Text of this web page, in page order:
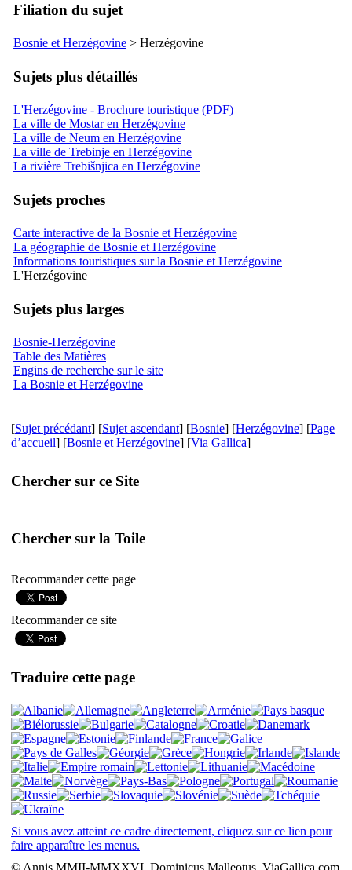
Filiation du sujet
Bosnie et Herzégovine > Herzégovine
Sujets plus détaillés
L'Herzégovine - Brochure touristique (PDF)
La ville de Mostar en Herzégovine
La ville de Neum en Herzégovine
La ville de Trebinje en Herzégovine
La rivière Trebišnjica en Herzégovine
Sujets proches
Carte interactive de la Bosnie et Herzégovine
La géographie de Bosnie et Herzégovine
Informations touristiques sur la Bosnie et Herzégovine
L'Herzégovine
Sujets plus larges
Bosnie-Herzégovine
Table des Matières
Engins de recherche sur le site
La Bosnie et Herzégovine
[Sujet précédant] [Sujet ascendant] [Bosnie] [Herzégovine] [Page
d’accueil] [Bosnie et Herzégovine] [Via Gallica]
Chercher sur ce Site
Chercher sur la Toile
Recommander cette page
Recommander ce site
Traduire cette page
Si vous avez atteint ce cadre directement, cliquez sur ce lien pour
faire apparaître les menus.
© Annis MMII-MMXXVI, Dominicus Malleotus, ViaGallica.com